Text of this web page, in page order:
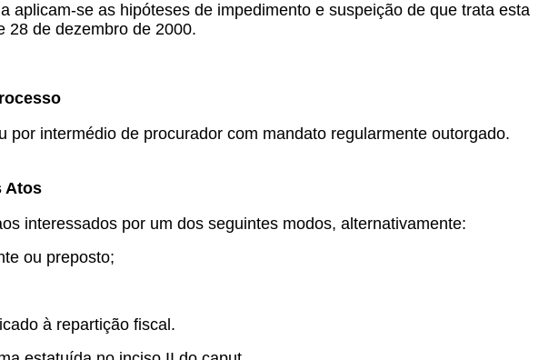
aplicam-se as hipóteses de impedimento e suspeição de que trata esta
28 de dezembro de 2000.
intermédio de procurador com mandato regularmente outorgado.
Atos
interessados por um dos seguintes modos, alternativamente:
ou preposto;
à repartição fiscal.